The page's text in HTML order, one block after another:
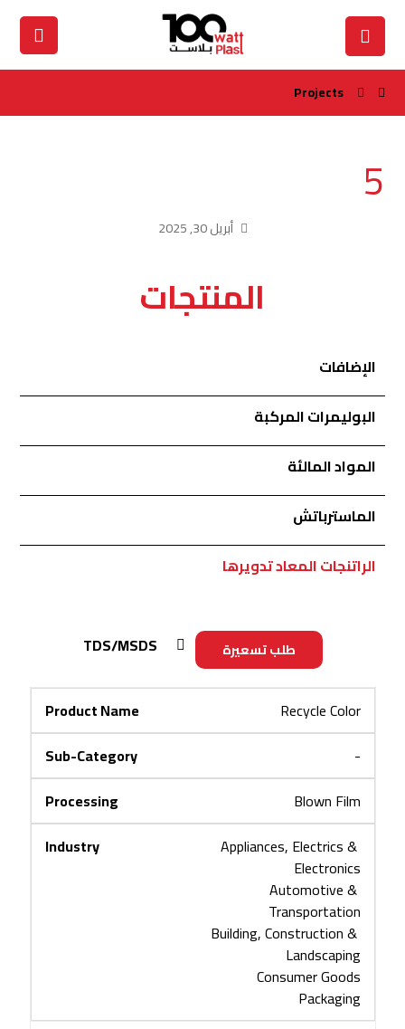
Projects
5
أبريل 30, 2025
المنتجات
الإضافات
البوليمرات المركبة
المواد المالئة
الماسترباتش
الراتنجات المعاد تدويرها
طلب تسعيرة TDS/MSDS
Recycle Color
-
Blown Film
Appliances, Electrics &
Electronics
Automotive &
Transportation
Building, Construction &
Landscaping
Consumer Goods
Packaging